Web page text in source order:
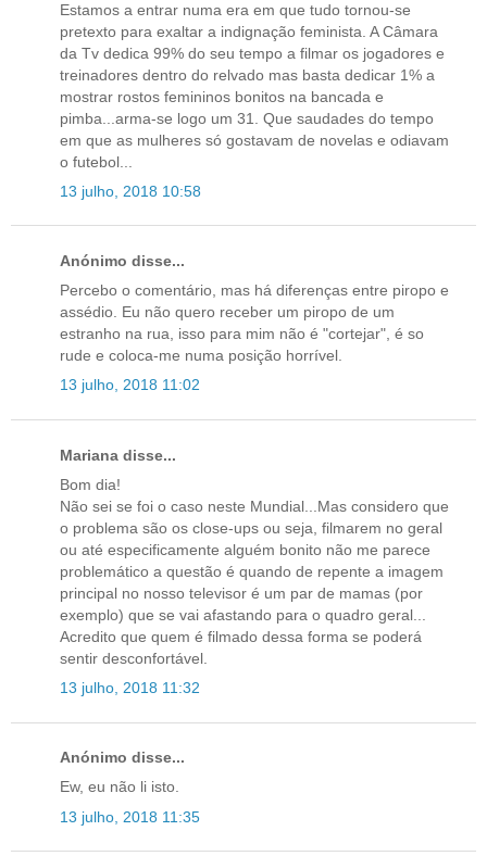
Estamos a entrar numa era em que tudo tornou-se
pretexto para exaltar a indignação feminista. A Câmara
da Tv dedica 99% do seu tempo a filmar os jogadores e
treinadores dentro do relvado mas basta dedicar 1% a
mostrar rostos femininos bonitos na bancada e
pimba...arma-se logo um 31. Que saudades do tempo
em que as mulheres só gostavam de novelas e odiavam
o futebol...
13 julho, 2018 10:58
Anónimo disse...
Percebo o comentário, mas há diferenças entre piropo e
assédio. Eu não quero receber um piropo de um
estranho na rua, isso para mim não é "cortejar", é so
rude e coloca-me numa posição horrível.
13 julho, 2018 11:02
Mariana disse...
Bom dia!
Não sei se foi o caso neste Mundial...Mas considero que
o problema são os close-ups ou seja, filmarem no geral
ou até especificamente alguém bonito não me parece
problemático a questão é quando de repente a imagem
principal no nosso televisor é um par de mamas (por
exemplo) que se vai afastando para o quadro geral...
Acredito que quem é filmado dessa forma se poderá
sentir desconfortável.
13 julho, 2018 11:32
Anónimo disse...
Ew, eu não li isto.
13 julho, 2018 11:35